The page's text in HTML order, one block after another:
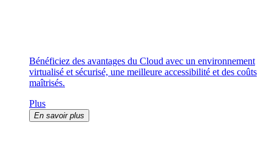
Bénéficiez des avantages du Cloud avec un environnement
virtualisé et sécurisé, une meilleure accessibilité et des coûts
maîtrisés.
Plus
En savoir plus